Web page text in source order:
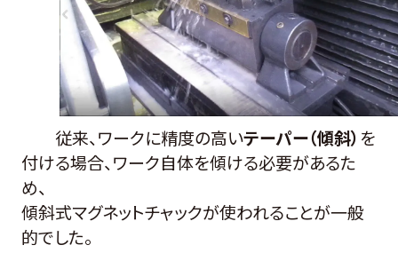
従来、ワークに精度の高いテーパー（傾斜） を
付ける場合、ワーク自体を傾ける必要があるた
め、
傾斜式マグネットチャックが使われることが一般
的でした。